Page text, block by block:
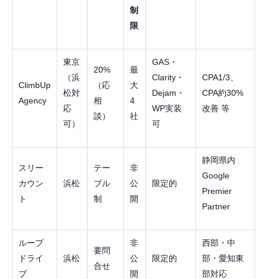
制
限
ClimbUp
Agency
東京
（浜
松対
応
可）
20%
（応
相
談）
最
大
4
社
GAS・
Clarity・
Dejam・
WP実装
可
CPA1/3、
CPA約30%
改善 等
スリー
カウン
ト
浜松
テー
ブル
制
非
公
開
限定的
静岡県内
Google
Premier
Partner
ループ
ドライ
ブ
浜松
要問
合せ
非
公
開
限定的
西部・中
部・愛知東
部対応